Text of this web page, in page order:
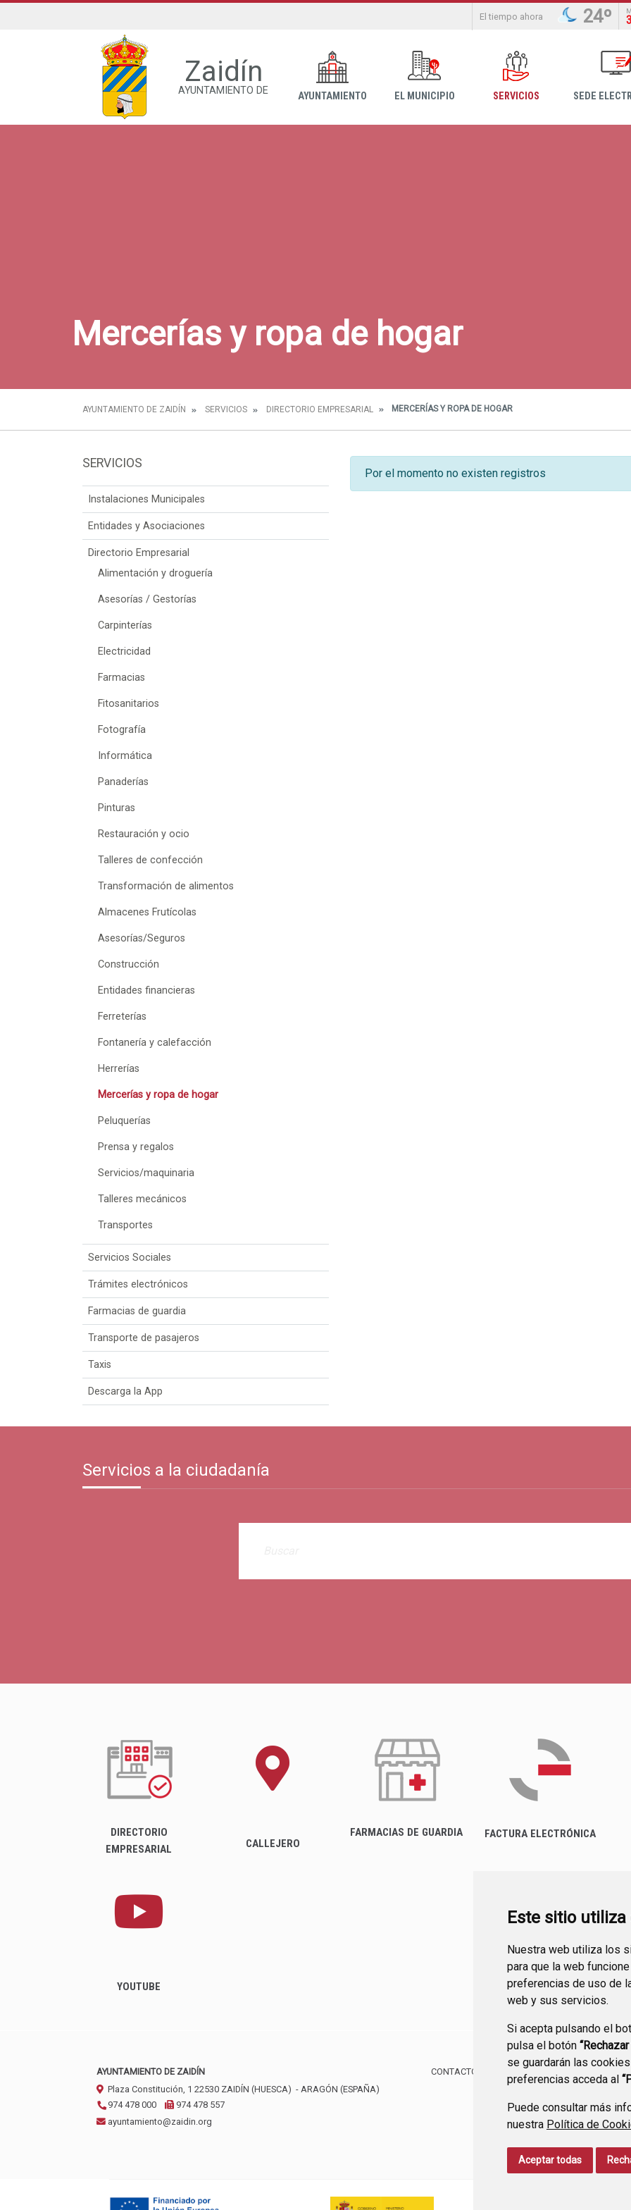
Este sitio
Nuestra web utiliza los
para que la web
preferencias de uso de
web y sus servicios.
Si acepta pulsando el
pulsa el botón
se guardarán las
preferencias acceda al
Puede consultar más
nuestra Política de
Aceptar todas
El tiempo ahora 24º
Zaidín
AYUNTAMIENTO DE AYUNTAMIENTO EL MUNICIPIO SERVICIOS SEDE
Mercerías y ropa de hogar
AYUNTAMIENTO DE ZAIDÍN SERVICIOS DIRECTORIO EMPRESARIAL MERCERÍAS Y ROPA DE HOGAR
SERVICIOS
Instalaciones Municipales
Entidades y Asociaciones
Directorio Empresarial
Alimentación y droguería
Asesorías / Gestorías
Carpinterías
Electricidad
Farmacias
Fitosanitarios
Fotografía
Informática
Panaderías
Pinturas
Restauración y ocio
Talleres de confección
Transformación de alimentos
Almacenes Frutícolas
Asesorías/Seguros
Construcción
Entidades financieras
Ferreterías
Fontanería y calefacción
Herrerías
Mercerías y ropa de hogar
Peluquerías
Prensa y regalos
Servicios/maquinaria
Talleres mecánicos
Transportes
Servicios Sociales
Trámites electrónicos
Farmacias de guardia
Transporte de pasajeros
Taxis
Descarga la App
Por el momento no existen registros
Servicios a la ciudadanía
DIRECTORIO
EMPRESARIAL
CALLEJERO
FARMACIAS DE GUARDIA FACTURA ELECTRÓNICA
YOUTUBE
AYUNTAMIENTO DE ZAIDÍN
Plaza Constitución, 1 22530 ZAIDÍN (HUESCA) - ARAGÓN (ESPAÑA)
974 478 000
974 478 557
ayuntamiento@zaidin.org
CONTACTO MAPA WEB